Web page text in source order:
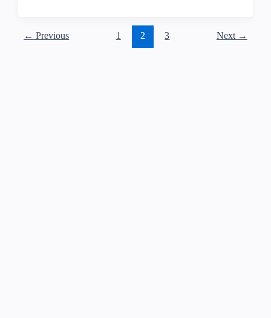
← Previous 1 2 3 Next →